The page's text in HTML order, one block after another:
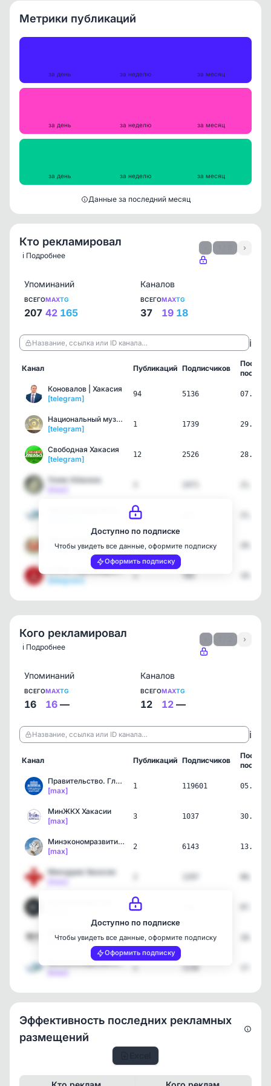
Метрики публикаций
за день за неделю за месяц
за день за неделю за месяц
за день за неделю за месяц
Данные за последний месяц
Кто рекламировал
ℹ️ Подробнее
›
Упоминаний
ВСЕГО
207
MAX
42
TG
165
Каналов
ВСЕГО
37
MAX
19
TG
18
Название, ссылка или ID канала… ℹ️
Канал Публикаций Подписчиков
пост
Коновалов | Хакасия
[telegram]
94 5136
Национальный музей Хакас…
[telegram]
1 1739
Свободная Хакасия
[telegram]
12 2526
Узник Абакана
3
[telegram]
8 1541
КПРФ | Красноярский край
[telegram]
1 785
Доступно по подписке
Чтобы увидеть все данные, оформите подписку
Оформить подписку
Кого рекламировал
ℹ️ Подробнее
›
Упоминаний
ВСЕГО
16
MAX
16
TG
—
Каналов
ВСЕГО
12
MAX
12
TG
—
Название, ссылка или ID канала… ℹ️
Канал Публикаций Подписчиков
пост
Правительство. Главное
[max]
1 119601
МинЖКХ Хакасии
[max]
3 1037
Минэкономразвития России
[max]
2 6143
Минздрав Хакасии
1
[max]
1 56
Минэкономразвития Хакасии
1 1156
Доступно по подписке
Чтобы увидеть все данные, оформите подписку
Оформить подписку
Эффективность последних рекламных
размещений